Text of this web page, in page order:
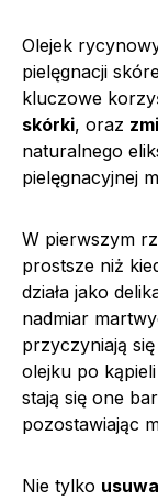
Olejek
pielęgnacji
kluczowe
skórki, oraz
naturalnego
pielęgnacyjnej
W pierwszym
prostsze niż
działa jako
nadmiar
przyczyniają
olejku po
stają się one
pozostawiając
Nie tylko